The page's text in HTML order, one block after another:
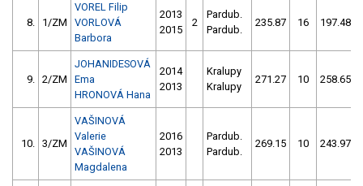
8. 1/ZM
VOREL Filip
VORLOVÁ
Barbora
2013
2015
2
Pardub.
Pardub.
235.87 16 197.48
9. 2/ZM
JOHANIDESOVÁ
Ema
HRONOVÁ Hana
2014
2013
Kralupy
Kralupy
271.27 10 258.65
10. 3/ZM
VAŠINOVÁ
Valerie
VAŠINOVÁ
Magdalena
2016
2013
Pardub.
Pardub.
269.15 10 243.97